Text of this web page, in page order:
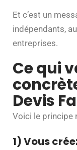
Et c’est un
indépendants,
entreprises.
Ce qui
Devis
Voici le principe
1) Vous